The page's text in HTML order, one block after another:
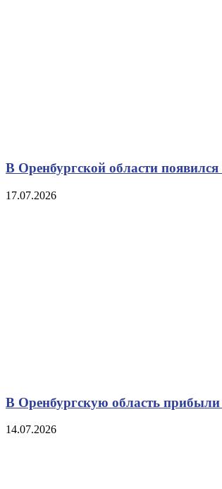
В Оренбургской области
17.07.2026
В Оренбургскую область прибыли
14.07.2026